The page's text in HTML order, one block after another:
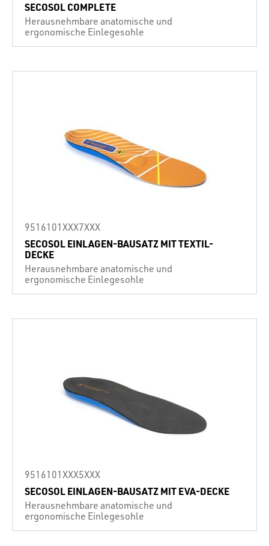
SECOSOL COMPLETE
Herausnehmbare anatomische und
ergonomische Einlegesohle
9516101XXX7XXX
SECOSOL EINLAGEN-BAUSATZ MIT TEXTIL-
DECKE
Herausnehmbare anatomische und
ergonomische Einlegesohle
9516101XXX5XXX
SECOSOL EINLAGEN-BAUSATZ MIT EVA-DECKE
Herausnehmbare anatomische und
ergonomische Einlegesohle